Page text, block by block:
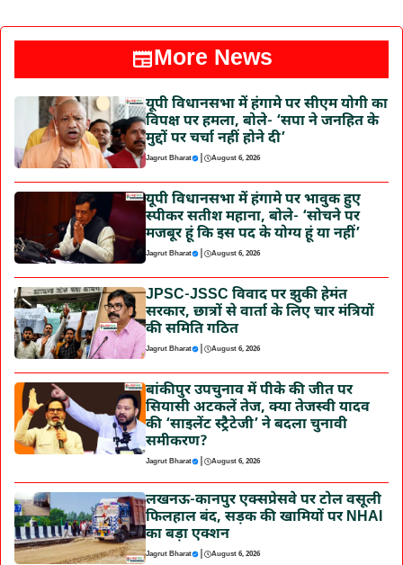
More News
यूपी विधानसभा में हंगामे पर सीएम योगी का
विपक्ष पर हमला, बोले- ‘सपा ने जनहित के
मुद्दों पर चर्चा नहीं होने दी’
Jagrut Bharat | August 6, 2026
यूपी विधानसभा में हंगामे पर भावुक हुए
स्पीकर सतीश महाना, बोले- ‘सोचने पर
मजबूर हूं कि इस पद के योग्य हूं या नहीं’
Jagrut Bharat | August 6, 2026
JPSC-JSSC विवाद पर झुकी हेमंत
सरकार, छात्रों से वार्ता के लिए चार मंत्रियों
की समिति गठित
Jagrut Bharat | August 6, 2026
बांकीपुर उपचुनाव में पीके की जीत पर
सियासी अटकलें तेज, क्या तेजस्वी यादव
की ‘साइलेंट स्ट्रैटेजी’ ने बदला चुनावी
समीकरण?
Jagrut Bharat | August 6, 2026
लखनऊ-कानपुर एक्सप्रेसवे पर टोल वसूली
फिलहाल बंद, सड़क की खामियों पर NHAI
का बड़ा एक्शन
Jagrut Bharat | August 6, 2026